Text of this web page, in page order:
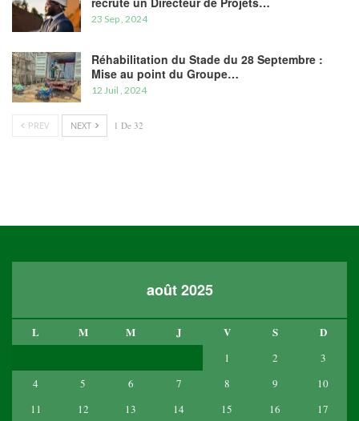
23 Sep , 2024
Réhabilitation du Stade du 28 Septembre :
Mise au point du Groupe…
12 Juil , 2024
PREV NEXT 1 De 32
août 2025
L M M J V S D
1 2
3
4
5 6 7 8 9
10
11
12 13 14 15 16
17